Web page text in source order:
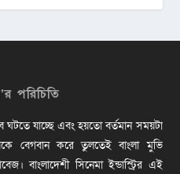
পরিচিতি
ঘটতে যাচ্ছে এবং হয়তো বর্তমান সময়টা
বেগবান করে তুলতেই বাংলা মুভি
বাংলাদেশী সিনেমা ইন্ডাস্ট্রির এই